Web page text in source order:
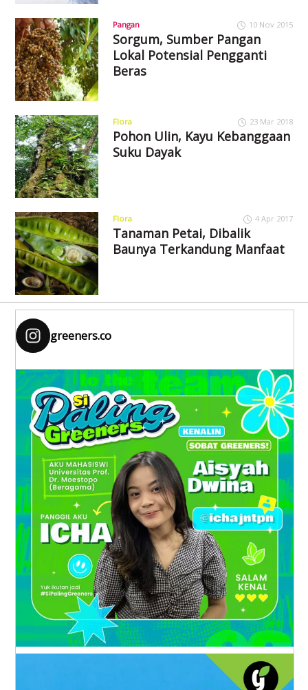
Pangan 10 Nov 2015
Sorgum, Sumber Pangan
Lokal Potensial Pengganti
Beras
Flora 23 Mar 2018
Pohon Ulin, Kayu Kebanggaan
Suku Dayak
Flora 4 Apr 2017
Tanaman Petai, Dibalik
Baunya Terkandung Manfaat
greeners.co